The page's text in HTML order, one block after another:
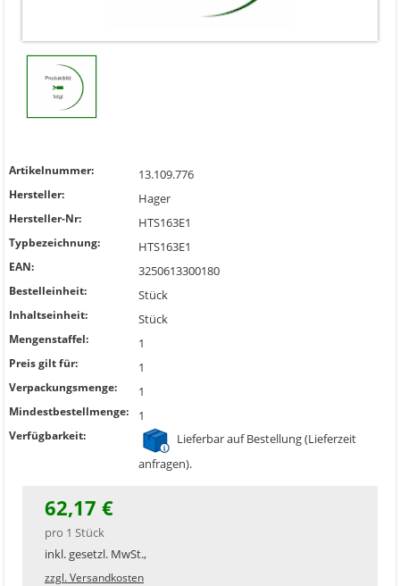
Artikelnummer: 13.109.776
Hersteller: Hager
Hersteller-Nr: HTS163E1
Typbezeichnung: HTS163E1
EAN: 3250613300180
Bestelleinheit: Stück
Inhaltseinheit: Stück
Mengenstaffel: 1
Preis gilt für: 1
Verpackungsmenge: 1
Mindestbestellmenge: 1
Verfügbarkeit:
Lieferbar auf Bestellung (Lieferzeit
anfragen).
62,17 €
pro 1 Stück
inkl. gesetzl. MwSt.,
zzgl. Versandkosten